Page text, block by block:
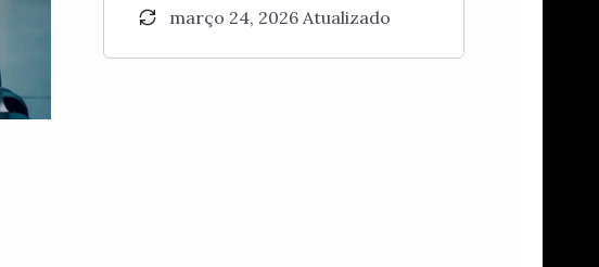
março 24, 2026 Atualizado